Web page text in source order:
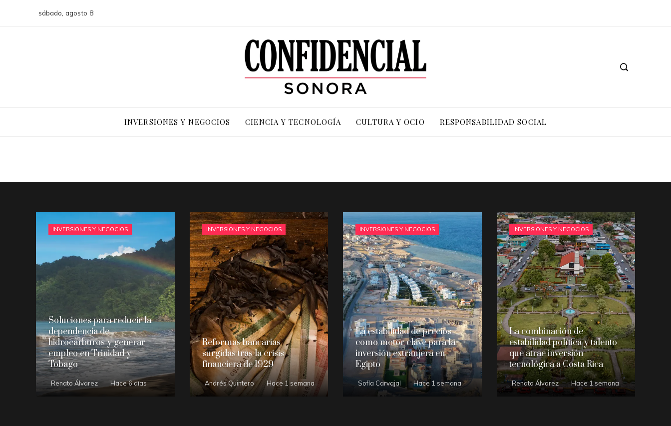
sábado, agosto 8
INVERSIONES Y NEGOCIOS CIENCIA Y TECNOLOGÍA CULTURA Y OCIO RESPONSABILIDAD SOCIAL
INVERSIONES Y NEGOCIOS
Soluciones para reducir la
dependencia de
hidrocarburos y generar
empleo en Trinidad y
Tobago
Renato Álvarez Hace 6 días
INVERSIONES Y NEGOCIOS
Reformas bancarias
surgidas tras la crisis
financiera de 1929
Andrés Quintero Hace 1 semana
INVERSIONES Y NEGOCIOS
La estabilidad de precios
como motor clave para la
inversión extranjera en
Egipto
Sofía Carvajal Hace 1 semana
INVERSIONES Y NEGOCIOS
La combinación de
estabilidad política y talento
que atrae inversión
tecnológica a Costa Rica
Renato Álvarez Hace 1 semana